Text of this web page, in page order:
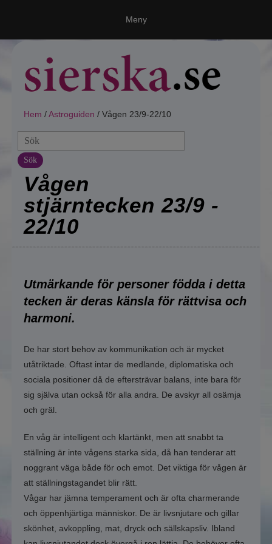
Meny
Våra medium
Spålinjer!
Varför Sierska.se?
Astroguiden
Tarot
Planeternas kosmiska krafter
Väduren 20/3-19/4
Tvillingarna 21/5-20/6
Kräftan 21/6-21/7
Lejonet 22/7-22/8
Jungfrun 23/8- 22/9
Vågen 23/9-22/10
Hem /Astroguiden / Vågen 23/9-22/10
Sök
Vågen
stjärntecken 23/9 -
22/10
Utmärkande för personer födda i detta
tecken är deras känsla för rättvisa och
harmoni.
De har stort behov av kommunikation och är mycket
utåtriktade. Oftast intar de medlande, diplomatiska och
sociala positioner då de eftersträvar balans, inte bara för
sig själva utan också för alla andra. De avskyr all osämja
och gräl.
En våg är intelligent och klartänkt, men att snabbt ta
ställning är inte vågens starka sida, då han tenderar att
noggrant väga både för och emot. Det viktiga för vågen är
att ställningstagandet blir rätt.
Vågar har jämna temperament och är ofta charmerande
och öppenhjärtiga människor. De är livsnjutare och gillar
skönhet, avkoppling, mat, dryck och sällskapsliv. Ibland